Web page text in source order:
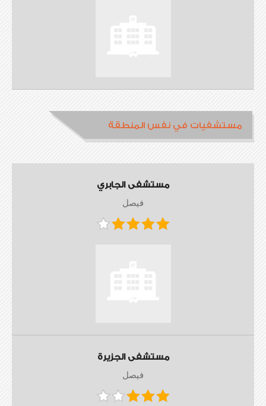
مستشفيات في نفس المنطقة
مستشفى الجابري
فيصل
مستشفى الجزيرة
فيصل